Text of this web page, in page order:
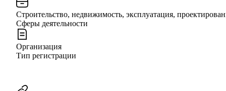
Строительство, недвижимость, эксплуатация,
Сферы деятельности
Организация
Тип регистрации